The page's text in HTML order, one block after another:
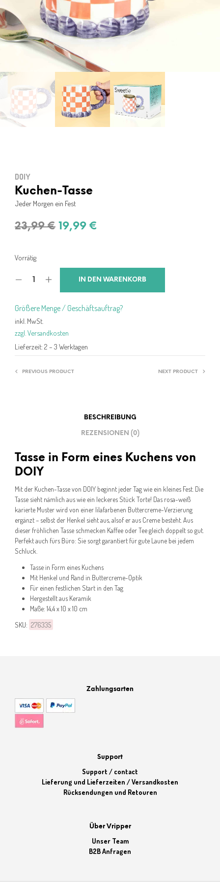
DOIY
Kuchen-Tasse
Jeder Morgen ein Fest
23,99€ Ursprünglicher
23,99 €
19,99 €
19,99 €.
Vorrätig
IN DEN WARENKORB
Größere Menge / Geschäftsauftrag?
inkl. MwSt.
zzgl. Versandkosten
Lieferzeit: 2 – 3 Werktagen
PREVIOUS PRODUCT NEXT PRODUCT
BESCHREIBUNG
REZENSIONEN (0)
Tasse in Form eines Kuchens von
DOIY
Mit der Kuchen-Tasse von DOIY beginnt jeder Tag wie ein kleines Fest. Die
Tasse sieht nämlich aus wie ein leckeres Stück Torte! Das rosa-weiß
karierte Muster wird von einer lilafarbenen Buttercreme-Verzierung
ergänzt – selbst der Henkel sieht aus, alsof er aus Creme besteht. Aus
dieser fröhlichen Tasse schmecken Kaffee oder Tee gleich doppelt so gut.
Perfekt auch fürs Büro: Sie sorgt garantiert für gute Laune bei jedem
Schluck.
Tasse in Form eines Kuchens
Mit Henkel und Rand in Buttercreme-Optik
Für einen festlichen Start in den Tag
Hergestellt aus Keramik
Maße: 14,4 x 10 x 10 cm
SKU: 276335
Zahlungsarten
Support
Support / contact
Lieferung und Lieferzeiten / Versandkosten
Rücksendungen und Retouren
Über Vripper
Unser Team
B2B Anfragen